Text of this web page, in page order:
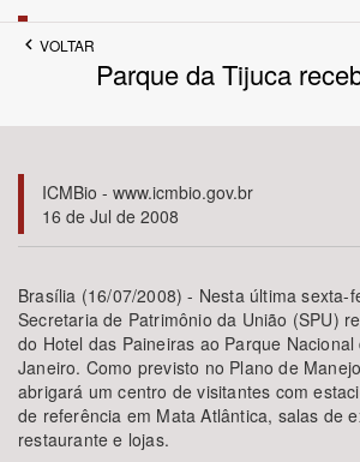
Até
Povo Indígena
Bioma / Bacia
Tema
Subtema
Área de Levantamento
VOLTAR
Parque da Tijuca
ICMBio - www.icmbio.gov.br
16 de Jul de 2008
Brasília (16/07/2008) - Nesta última sexta-
Secretaria de Patrimônio da União (SPU)
do Hotel das Paineiras ao Parque
Janeiro. Como previsto no Plano de
abrigará um centro de visitantes com
de referência em Mata Atlântica, salas de
restaurante e lojas.